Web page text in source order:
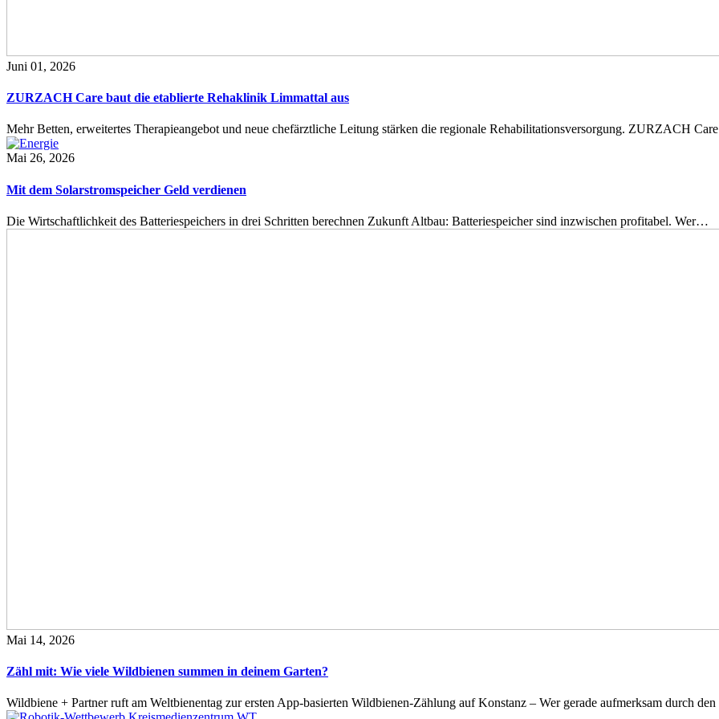
Juni 01, 2026
ZURZACH Care baut die etablierte Rehaklinik Limmattal aus
Mehr Betten, erweitertes Therapieangebot und neue chefärztliche Leitung stärken die regionale Rehabilitationsversorgung. ZURZACH
Mai 26, 2026
Mit dem Solarstromspeicher Geld verdienen
Die Wirtschaftlichkeit des Batteriespeichers in drei Schritten berechnen Zukunft Altbau: Batteriespeicher sind inzwischen profitabel. Wer…
Mai 14, 2026
Zähl mit: Wie viele Wildbienen summen in deinem Garten?
Wildbiene + Partner ruft am Weltbienentag zur ersten App-basierten Wildbienen-Zählung auf Konstanz – Wer gerade aufmerksam durch